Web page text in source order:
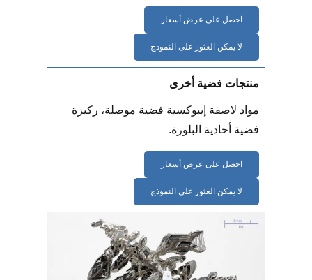
احصل على عرض أسعار
لا يمكن العثور على النموذج
منتجات فضية أخرى
مواد لاصقة إيبوكسية فضية موصلة، ركيزة
فضية أحادية البلورة.
احصل على عرض أسعار
لا يمكن العثور على النموذج